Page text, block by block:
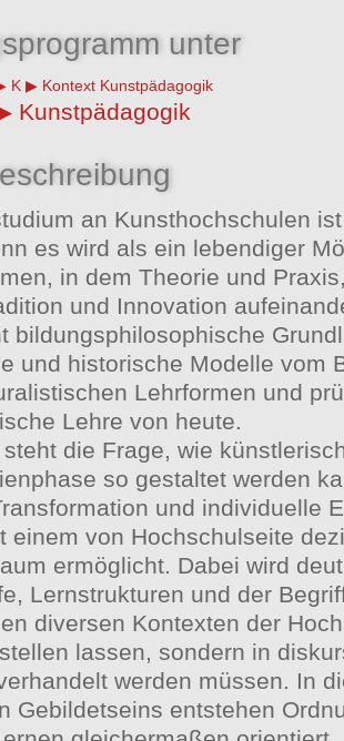
unter
K Kontext Kunstpädagogik
Kunstpädagogik
an Kunsthochschulen
es wird als ein lebendiger
in dem Theorie und
und Innovation
bildungsphilosophische
und historische Modelle vom
Lehrformen und
Lehre von heute.
die Frage, wie
so gestaltet werden
und individuelle
einem von Hochschulseite
ermöglicht. Dabei wird
Lernstrukturen und der
diversen Kontexten der
lassen, sondern in
werden müssen. In
Gebildetseins entstehen